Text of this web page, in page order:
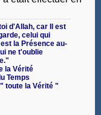
d'Allah, car Il est
celui qui
la Présence au-
ne t'oublie
la Vérité
Temps
toute la Vérité "